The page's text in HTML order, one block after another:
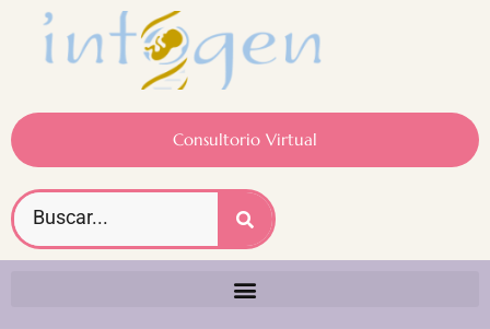
Consultorio Virtual